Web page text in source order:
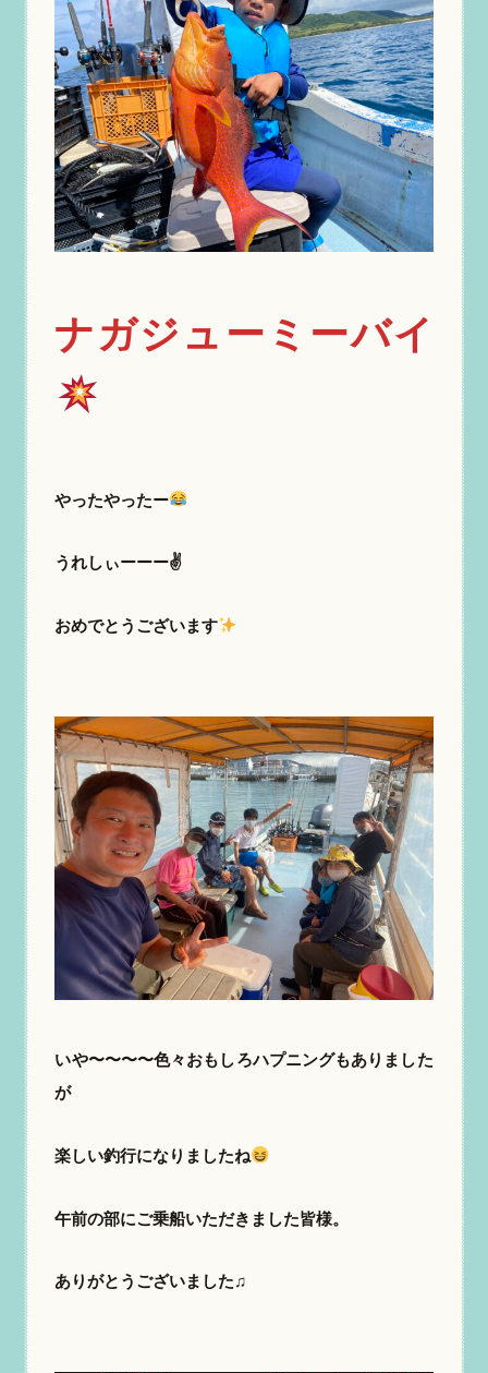
ナガジューミーバイ
やったやったー
うれしぃーーー✌️
おめでとうございます
いや〜〜〜〜色々おもしろハプニングもありました
が
楽しい釣行になりましたね
午前の部にご乗船いただきました皆様。
ありがとうございました♫